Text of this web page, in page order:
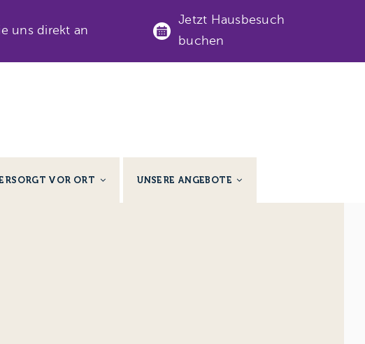
uns direkt an
Jetzt Hausbesuch
buchen
VOR ORT UNSERE ANGEBOTE